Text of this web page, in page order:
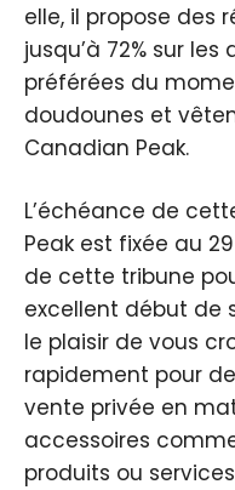
elle, il propose des
jusqu’à 72% sur
préférées du
doudounes et
Canadian Peak.
L’échéance de
Peak est fixée au
de cette tribune
excellent début de
le plaisir de vous
rapidement pour
vente privée en
accessoires
produits ou